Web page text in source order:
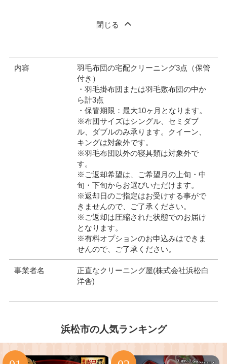
閉じる
内容
羽毛布団の宅配クリーニング3点（保管
付き）
・羽毛掛布団または羽毛敷布団の中か
ら計3点
・保管期限：最大10ヶ月となります。
※布団サイズはシングル、セミダブ
ル、ダブルのみ承ります。クイーン、
キングは対象外です。
※羽毛布団以外の寝具類は対象外で
す。
※ご返却希望は、ご希望月の上旬・中
旬・下旬からお選びいただけます。
※返却日のご指定はお受けする事がで
きませんので、ご了承ください。
※ご返却は圧縮された状態でのお届け
となります。
※有料オプションのお申込みはできま
せんので、ご了承ください。
事業者名
正直なクリーニング屋(株式会社浜松白
洋舎)
浜松市の人気ランキング